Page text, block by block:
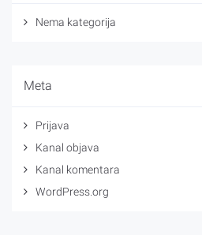
Nema kategorija
Meta
Prijava
Kanal objava
Kanal komentara
WordPress.org